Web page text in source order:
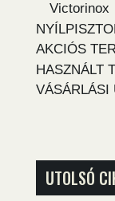
Victorinox
AKCIÓS
HASZNÁLT
VÁSÁRLÁSI
UTOLSÓ